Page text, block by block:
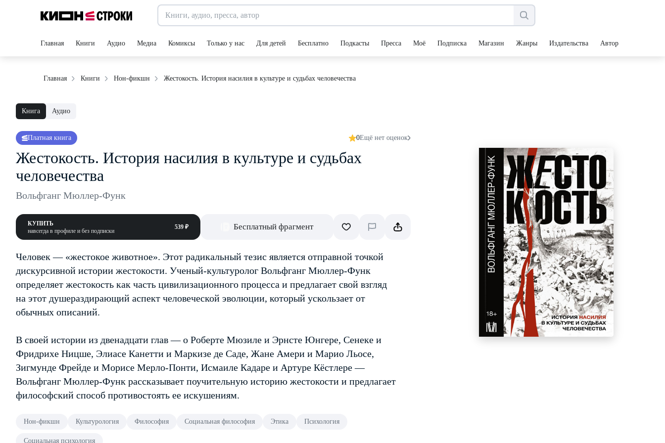
Главная Книги Аудио Медиа Комиксы Только у нас Для детей Бесплатно Подкасты Пресса Моё Подписка Магазин Жанры Издательства Авторы
Главная Книги Нон-фикшн Жестокость. История насилия в культуре и судьбах человечества
Книга Аудио
Платная книга 0Ещё нет оценок
Жестокость. История насилия в культуре и судьбах
человечества
Вольфганг Мюллер-Функ
КУПИТЬ
навсегда в профиле и без подписки
539 ₽ Бесплатный фрагмент
Человек — «жестокое животное». Этот радикальный тезис является отправной точкой
дискурсивной истории жестокости. Ученый-культуролог Вольфганг Мюллер-Функ
определяет жестокость как часть цивилизационного процесса и предлагает свой взгляд
на этот душераздирающий аспект человеческой эволюции, который ускользает от
обычных описаний.
В своей истории из двенадцати глав — о Роберте Мюзиле и Эрнсте Юнгере, Сенеке и
Фридрихе Ницше, Элиасе Канетти и Маркизе де Саде, Жане Амери и Марио Льосе,
Зигмунде Фрейде и Морисе Мерло-Понти, Исмаиле Кадаре и Артуре Кёстлере —
Вольфганг Мюллер-Функ рассказывает поучительную историю жестокости и предлагает
философский способ противостоять ее искушениям.
Нон-фикшн Культурология Философия Социальная философия Этика Психология
Социальная психология